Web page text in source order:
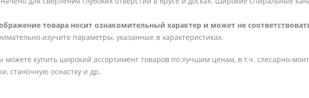
товара носит ознакомительный характер и может не
изучите параметры, указанные в характеристиках.
купить широкий ассортимент товаров по лучшим ценам, в т.ч. слесарно-
станочную оснастку и др.